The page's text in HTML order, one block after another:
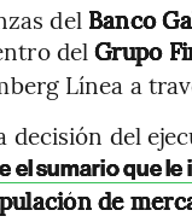
del Banco
delGrupo
Línea a
decisión del
el sumario que
de